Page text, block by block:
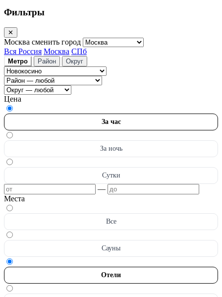
Фильтры
✕
Москва сменить город
Вся Россия Москва СПб
Метро Район Округ
Цена
За час
За ночь
Сутки
—
Места
Все
Сауны
Отели